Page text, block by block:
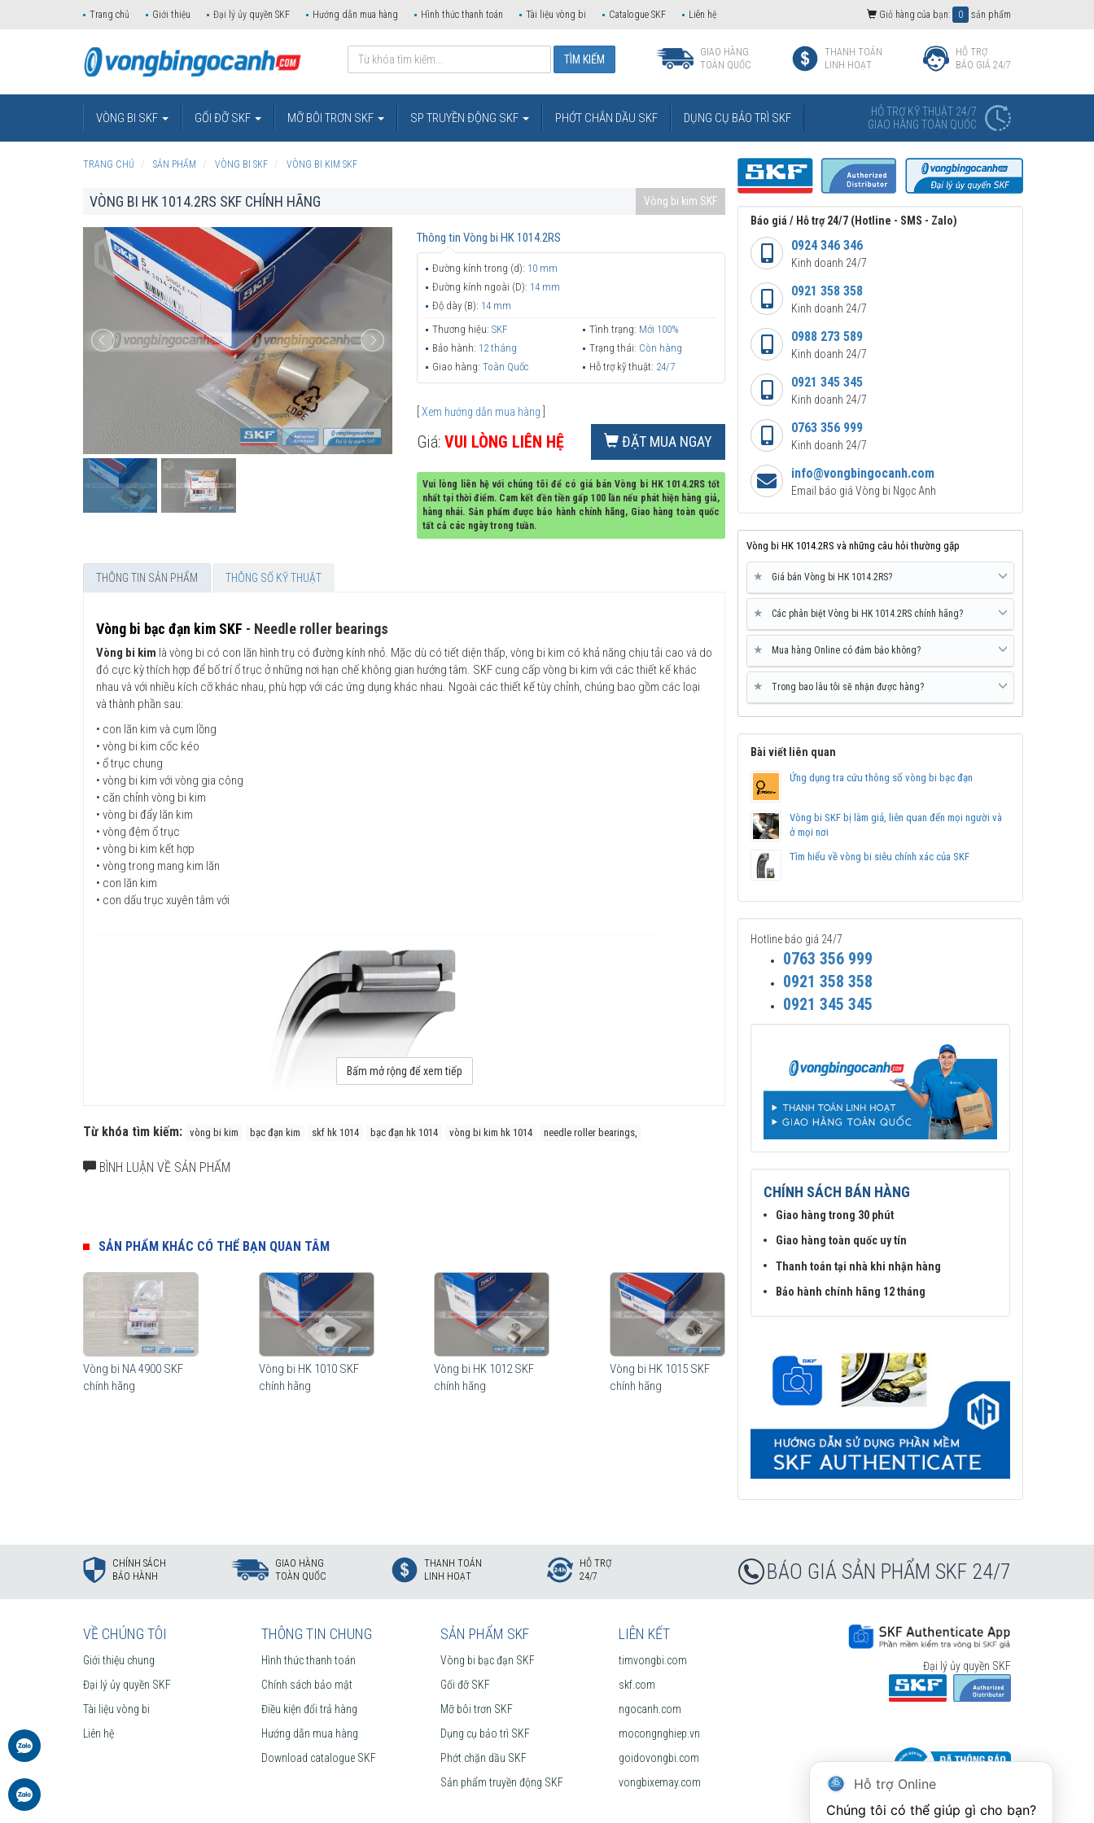
Trang chủ Giới thiệu Đại lý ủy quyền SKF Hướng dẫn mua hàng Hình thức thanh toán Tài liệu vòng bi Catalogue SKF Liên hệ Giỏ hàng của bạn: 0 sản phẩm
GIAO HÀNG
TOÀN QUỐC
THANH TOÁN
LINH HOẠT
HỖ TRỢ
BÁO GIÁ 24/7
VÒNG BI SKF GỐI ĐỠ SKF MỠ BÔI TRƠN SKF SP TRUYỀN ĐỘNG SKF PHỚT CHẮN DẦU SKF DỤNG CỤ BẢO TRÌ SKF
HỖ TRỢ KỸ THUẬT 24/7
GIAO HÀNG TOÀN QUỐC
TRANG CHỦ SẢN PHẨM VÒNG BI SKF VÒNG BI KIM SKF
VÒNG BI HK 1014.2RS SKF CHÍNH HÃNG Vòng bi kim SKF
Thông tin Vòng bi HK 1014.2RS
Đường kính trong (d): 10 mm
Đường kính ngoài (D): 14 mm
Độ dày (B): 14 mm
Thương hiệu: SKF Tình trạng: Mới 100%
Bảo hành: 12 tháng Trạng thái: Còn hàng
Giao hàng: Toàn Quốc Hỗ trợ kỹ thuật: 24/7
Xem hướng dẫn mua hàng
Giá: VUI LÒNG LIÊN HỆ ĐẶT MUA NGAY
Vui lòng liên hệ với chúng tôi để có giá bán Vòng bi HK 1014.2RS tốt
nhất tại thời điểm. Cam kết đền tiền gấp 100 lần nếu phát hiện hàng giả,
hàng nhái. Sản phẩm được bảo hành chính hãng, Giao hàng toàn quốc
tất cả các ngày trong tuần.
THÔNG TIN SẢN PHẨM THÔNG SỐ KỸ THUẬT
Vòng bi bạc đạn kim SKF - Needle roller bearings
Vòng bi kim là vòng bi có con lăn hình trụ có đường kính nhỏ. Mặc dù có tiết diện thấp, vòng bi kim có khả năng chịu tải cao và do
đó cực kỳ thích hợp để bố trí ổ trục ở những nơi hạn chế không gian hướng tâm. SKF cung cấp vòng bi kim với các thiết kế khác
nhau và với nhiều kích cỡ khác nhau, phù hợp với các ứng dụng khác nhau. Ngoài các thiết kế tùy chỉnh, chúng bao gồm các loại
và thành phần sau:
• con lăn kim và cụm lồng
• vòng bi kim cốc kéo
• ổ trục chung
• vòng bi kim với vòng gia công
• căn chỉnh vòng bi kim
• vòng bi đẩy lăn kim
• vòng đệm ổ trục
• vòng bi kim kết hợp
• vòng trong mang kim lăn
• con lăn kim
• con dấu trục xuyên tâm với
Mua vòng bi bạc đạn kim SKF chính hãng ở đâu uy tín?
Vòng bi Ngọc Anh là đại lý ủy quyền SKFtại Việt Nam. Chuyên phân phối các sản phẩm SKF chính hãng, giá cạnh tranh,
Giao hàng toàn quốc.
Bấm mở rộng để xem tiếp
Từ khóa tìm kiếm: vòng bi kim bạc đạn kim skf hk 1014 bạc đạn hk 1014 vòng bi kim hk 1014 needle roller bearings,
BÌNH LUẬN VỀ SẢN PHẨM
SẢN PHẨM KHÁC CÓ THỂ BẠN QUAN TÂM
Vòng bi NA 4900 SKF
chính hãng
Vòng bi HK 1010 SKF
chính hãng
Vòng bi HK 1012 SKF
chính hãng
Vòng bi HK 1015 SKF
chính hãng
Báo giá / Hỗ trợ 24/7 (Hotline - SMS - Zalo)
0924 346 346
Kinh doanh 24/7
0921 358 358
Kinh doanh 24/7
0988 273 589
Kinh doanh 24/7
0921 345 345
Kinh doanh 24/7
0763 356 999
Kinh doanh 24/7
info@vongbingocanh.com
Email báo giá Vòng bi Ngọc Anh
Vòng bi HK 1014.2RS và những câu hỏi thường gặp
★ Giá bán Vòng bi HK 1014.2RS?
★ Các phân biệt Vòng bi HK 1014.2RS chính hãng?
★ Mua hàng Online có đảm bảo không?
★ Trong bao lâu tôi sẽ nhận được hàng?
Bài viết liên quan
Ứng dụng tra cứu thông số vòng bi bạc đạn
Vòng bi SKF bị làm giả, liên quan đến mọi người và
ở mọi nơi
Tìm hiểu về vòng bi siêu chính xác của SKF
Hotline báo giá 24/7
0763 356 999
0921 358 358
0921 345 345
CHÍNH SÁCH BÁN HÀNG
Giao hàng trong 30 phút
Giao hàng toàn quốc uy tín
Thanh toán tại nhà khi nhận hàng
Bảo hành chính hãng 12 tháng
CHÍNH SÁCH
BẢO HÀNH
GIAO HÀNG
TOÀN QUỐC
THANH TOÁN
LINH HOẠT
HỖ TRỢ
24/7
BÁO GIÁ SẢN PHẨM SKF 24/7
VỀ CHÚNG TÔI
Giới thiệu chung
Đại lý ủy quyền SKF
Tài liệu vòng bi
Liên hệ
THÔNG TIN CHUNG
Hình thức thanh toán
Chính sách bảo mật
Điều kiện đổi trả hàng
Hướng dẫn mua hàng
Download catalogue SKF
SẢN PHẨM SKF
Vòng bi bạc đạn SKF
Gối đỡ SKF
Mỡ bôi trơn SKF
Dụng cụ bảo trì SKF
Phớt chặn dầu SKF
Sản phẩm truyền động SKF
LIÊN KẾT
timvongbi.com
skf.com
ngocanh.com
mocongnghiep.vn
goidovongbi.com
vongbixemay.com
Đại lý ủy quyền SKF
Hỗ trợ Online
Chúng tôi có thể giúp gì cho bạn?